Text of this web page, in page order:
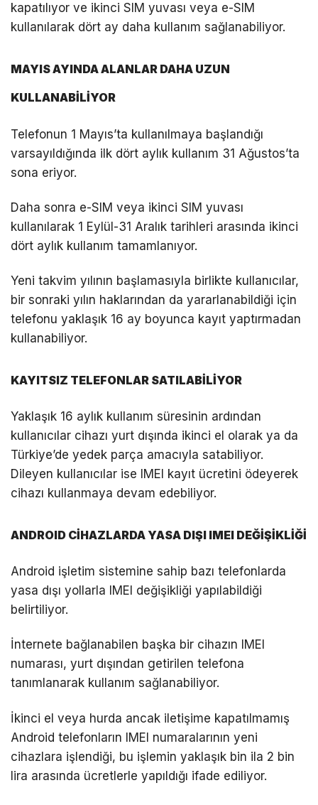
kapatılıyor ve ikinci SIM yuvası veya e-SIM
kullanılarak dört ay daha kullanım sağlanabiliyor.
MAYIS AYINDA ALANLAR DAHA UZUN
KULLANABİLİYOR
Telefonun 1 Mayıs’ta kullanılmaya başlandığı
varsayıldığında ilk dört aylık kullanım 31 Ağustos’ta
sona eriyor.
Daha sonra e-SIM veya ikinci SIM yuvası
kullanılarak 1 Eylül-31 Aralık tarihleri arasında ikinci
dört aylık kullanım tamamlanıyor.
Yeni takvim yılının başlamasıyla birlikte kullanıcılar,
bir sonraki yılın haklarından da yararlanabildiği için
telefonu yaklaşık 16 ay boyunca kayıt yaptırmadan
kullanabiliyor.
KAYITSIZ TELEFONLAR SATILABİLİYOR
Yaklaşık 16 aylık kullanım süresinin ardından
kullanıcılar cihazı yurt dışında ikinci el olarak ya da
Türkiye’de yedek parça amacıyla satabiliyor.
Dileyen kullanıcılar ise IMEI kayıt ücretini ödeyerek
cihazı kullanmaya devam edebiliyor.
ANDROID CİHAZLARDA YASA DIŞI IMEI DEĞİŞİKLİĞİ
Android işletim sistemine sahip bazı telefonlarda
yasa dışı yollarla IMEI değişikliği yapılabildiği
belirtiliyor.
İnternete bağlanabilen başka bir cihazın IMEI
numarası, yurt dışından getirilen telefona
tanımlanarak kullanım sağlanabiliyor.
İkinci el veya hurda ancak iletişime kapatılmamış
Android telefonların IMEI numaralarının yeni
cihazlara işlendiği, bu işlemin yaklaşık bin ila 2 bin
lira arasında ücretlerle yapıldığı ifade ediliyor.